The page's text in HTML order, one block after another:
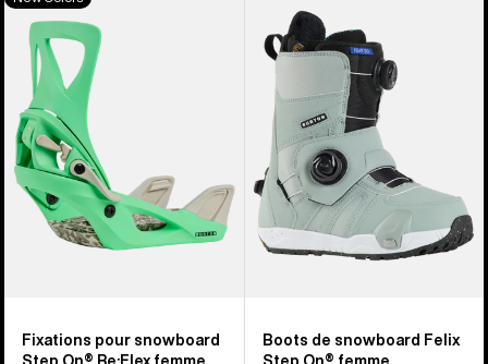
-
Fixations
pour
snowboard
Step
On®
Re:Flex
femme
Fixations pour snowboard
Step On® Re:Flex femme
Boots
snowboard
Felix
Step
On®
femme
Boots de snowboard Felix
Step On® femme